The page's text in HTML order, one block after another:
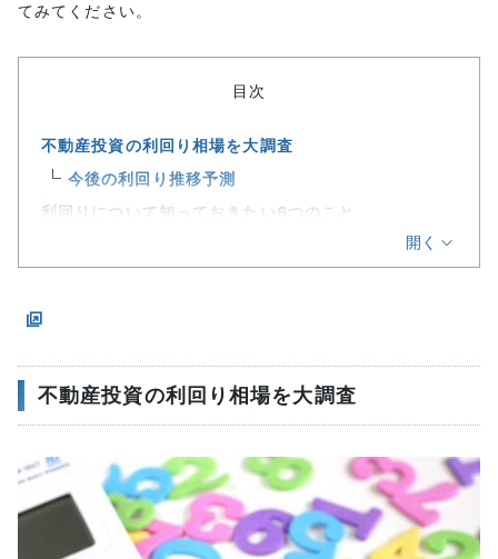
てみてください。
目次
不動産投資の利回り相場を大調査
今後の利回り推移予測
利回りについて知っておきたい6つのこと
不動産投資の利回りの基本を知る
表面利回り
実質利回り
基本的には表面利回りをチェック
開く
不動産投資の利回り相場を大調査